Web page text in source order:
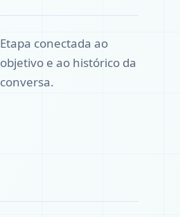
Etapa conectada ao
objetivo e ao histórico da
conversa.